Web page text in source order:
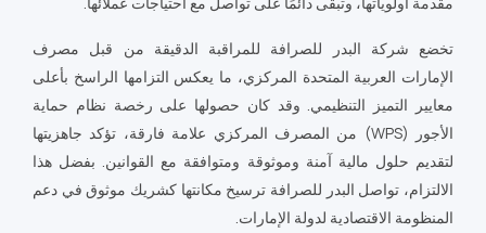
تخضع شركة البدر للصرافة للمراقبة الدقيقة من قبل مصرف
الإمارات العربية المتحدة المركزي، ما يعكس التزامها الراسخ بأعلى
معايير التميز التنظيمي. وقد كان حصولها على رخصة نظام حماية
الأجور (WPS) من المصرف المركزي علامة فارقة، تؤكد جاهزيتها
لتقديم حلول مالية آمنة وموثوقة ومتوافقة مع القوانين. بفضل هذا
الالتزام، تواصل البدر للصرافة ترسيخ مكانتها كشريك موثوق في دعم
المنظومة الاقتصادية لدولة الإمارات.